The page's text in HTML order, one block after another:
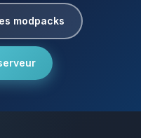
modpacks